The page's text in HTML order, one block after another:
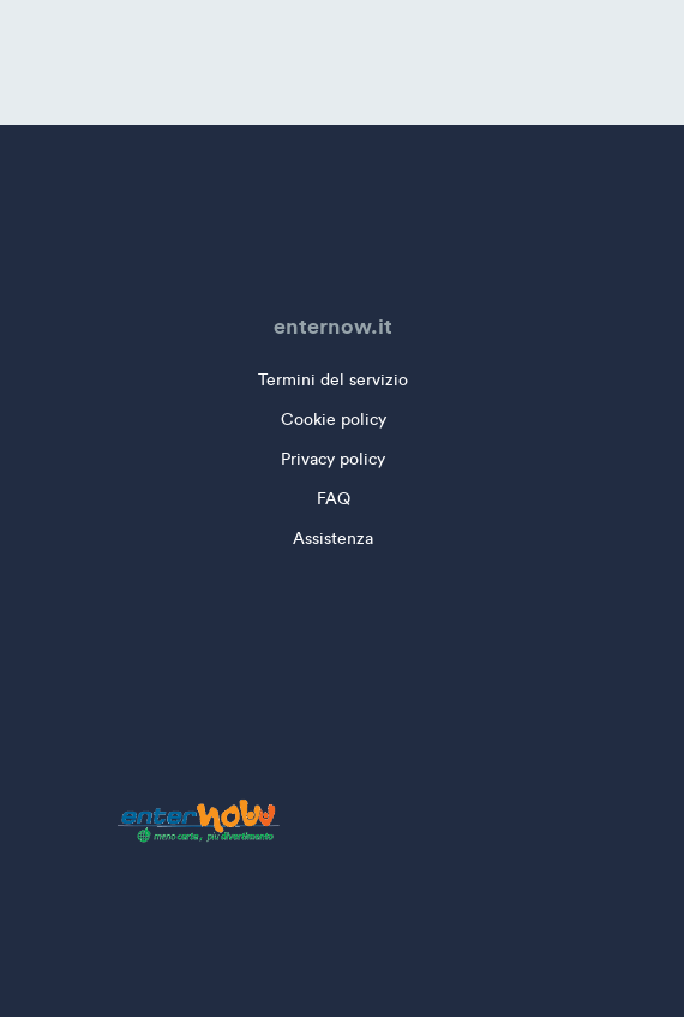
enternow.it
Termini del servizio
Cookie policy
Privacy policy
FAQ
Assistenza